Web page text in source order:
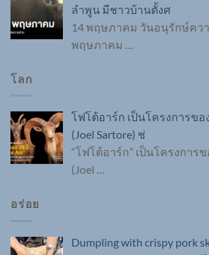
ลำพูน มีชาวบ้านตั้งศ
14 พฤษภาคม วันอนุรักษ์คว
พฤษภาคม …
โลก
โฟโต้อาร์ก เป็นโครงการขอ
(Joel Sartore) ช่
“โฟโต้อาร์ก” เป็นโครงการ
(Joel …
อร่อย
Dumpling with crispy pork